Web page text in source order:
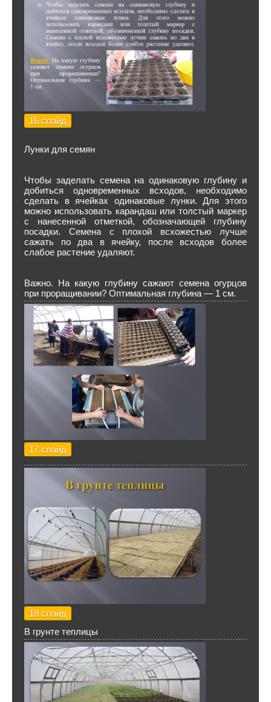
16 слайд
Лунки для семян
Чтобы заделать семена на одинаковую глубину и
добиться одновременных всходов, необходимо
сделать в ячейках одинаковые лунки. Для этого
можно использовать карандаш или толстый маркер
с нанесенной отметкой, обозначающей глубину
посадки. Семена с плохой всхожестью лучше
сажать по два в ячейку, после всходов более
слабое растение удаляют.
Важно. На какую глубину сажают семена огурцов
при проращивании? Оптимальная глубина — 1 см.
17 слайд
18 слайд
В грунте теплицы